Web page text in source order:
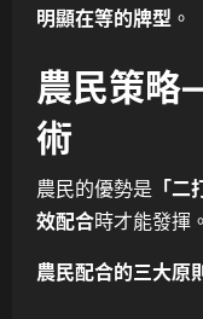
明顯在等的牌型 。
農民策
術
農民的優勢是 「二
效配合時才能發揮。
農民配合的三大原